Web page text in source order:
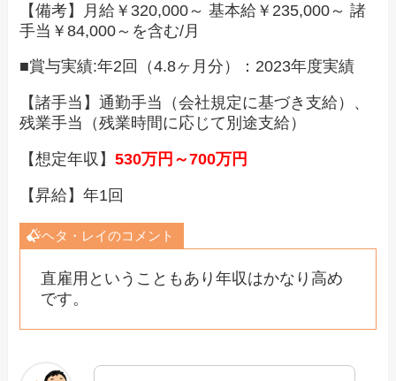
【備考】月給￥320,000～ 基本給￥235,000～ 諸
手当￥84,000～を含む/月
■賞与実績:年2回（4.8ヶ月分）：2023年度実績
【諸手当】通勤手当（会社規定に基づき支給）、
残業手当（残業時間に応じて別途支給）
【想定年収】530万円～700万円
【昇給】年1回
ヘタ・レイのコメント
直雇用ということもあり年収はかなり高め
です。